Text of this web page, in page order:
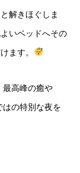
解きほぐしま
いベッドへその
ます。
最高峰の癒や
はの特別な夜を